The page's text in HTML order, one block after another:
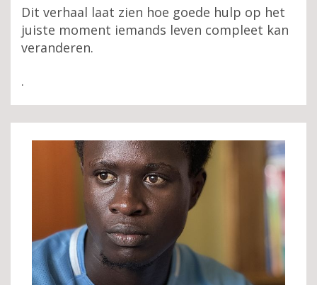
Dit verhaal laat zien hoe goede hulp op het
juiste moment iemands leven compleet kan
veranderen.
.